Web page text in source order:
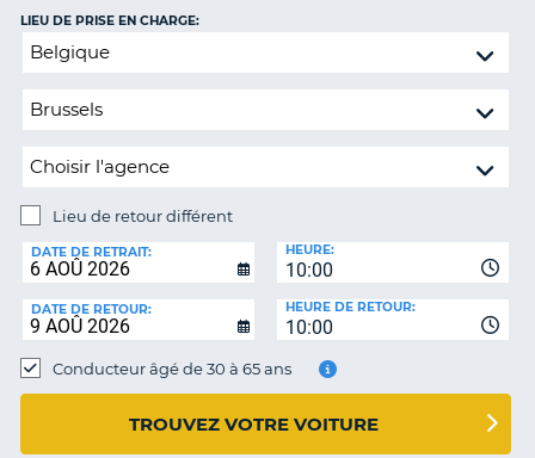
SUPPORT
COMPTE
MA
LANGUAGE
Lieu
retour
LIEU DE PRISE EN CHARGE:
Lieu de retour différent
DE
RETOUR:
DATE DE RETRAIT:
10:00
HEURE:
DATE DE RETOUR:
10:00
HEURE DE RETOUR:
Conducteur âgé de 30 à 65 ans
TROUVEZ VOTRE VOITURE